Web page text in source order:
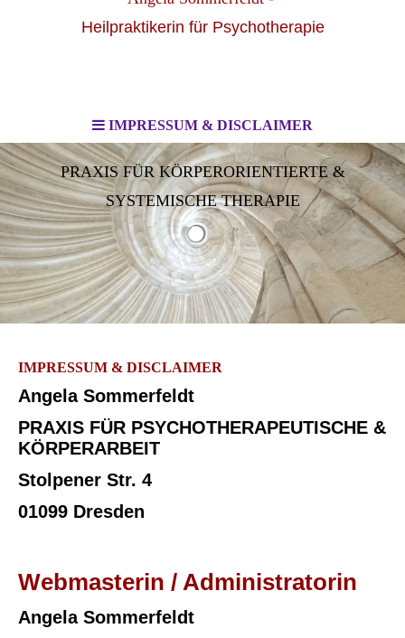
IMPRESSUM & DISCLAIMER
Heilpraktikerin für Psychotherapie
PRAXIS FÜR KÖRPERORIENTIERTE &
SYSTEMISCHE THERAPIE
IMPRESSUM & DISCLAIMER
Angela Sommerfeldt
PRAXIS FÜR PSYCHOTHERAPEUTISCHE &
KÖRPERARBEIT
Stolpener Str. 4
01099 Dresden
Webmasterin / Administratorin
Angela Sommerfeldt